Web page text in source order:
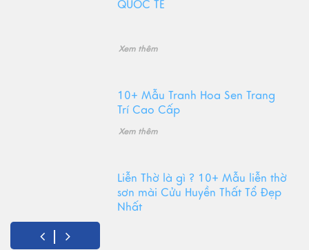
QUỐC TẾ
Xem thêm
10+ Mẫu Tranh Hoa Sen Trang
Trí Cao Cấp
Xem thêm
Liễn Thờ là gì ? 10+ Mẫu liễn thờ
sơn mài Cửu Huyền Thất Tổ Đẹp
Nhất